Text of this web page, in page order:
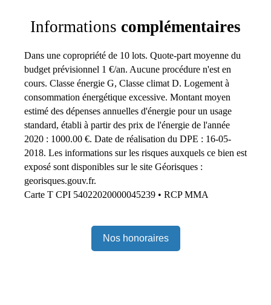
Informations complémentaires
Dans une copropriété de 10 lots. Quote-part moyenne du
budget prévisionnel 1 €/an. Aucune procédure n'est en
cours. Classe énergie G, Classe climat D. Logement à
consommation énergétique excessive. Montant moyen
estimé des dépenses annuelles d'énergie pour un usage
standard, établi à partir des prix de l'énergie de l'année
2020 : 1000.00 €. Date de réalisation du DPE : 16-05-
2018. Les informations sur les risques auxquels ce bien est
exposé sont disponibles sur le site Géorisques :
georisques.gouv.fr.
Carte T CPI 54022020000045239 • RCP MMA
Nos honoraires